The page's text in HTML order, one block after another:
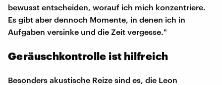
bewusst entscheiden, worauf ich mich konzentriere.
Es gibt aber dennoch Momente, in denen ich in
Aufgaben versinke und die Zeit vergesse."
Geräuschkontrolle ist hilfreich
Besonders akustische Reize sind es, die Leon